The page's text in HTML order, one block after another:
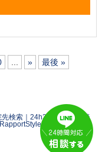
... » 最後 »
先検索｜24h365日無料相談
RapportStyle.